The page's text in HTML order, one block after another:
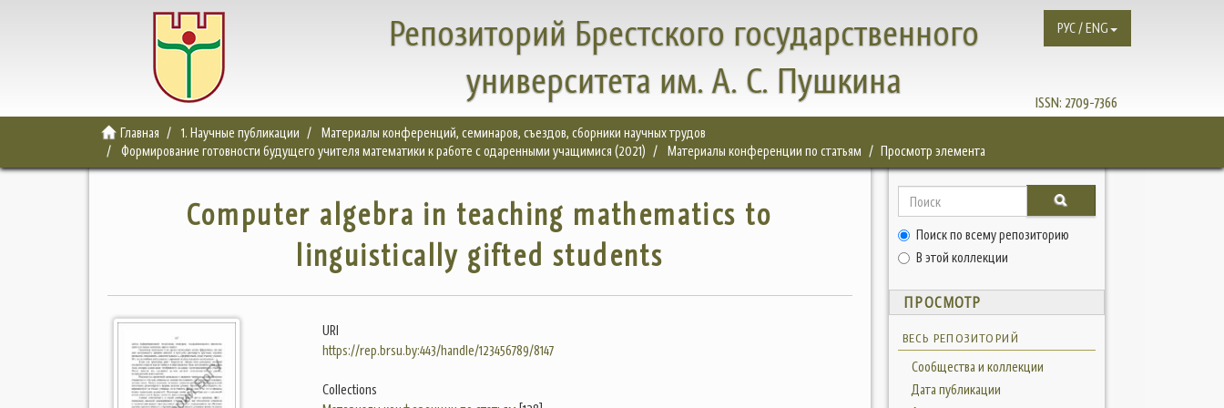
Репозиторий Брестского государственного
университета им. А. С. Пушкина
ISSN: 2709-7366
РУС / ENG
Главная 1. Научные публикации
Материалы конференций, семинаров, съездов, сборники научных трудов
Формирование готовности будущего учителя математики к работе с одаренными учащимися (2021)
Материалы конференции по статьям Просмотр элемента
Computer algebra in teaching mathematics to
linguistically gifted students
URI
https://rep.brsu.by:443/handle/123456789/8147
Collections
Поиск по всему репозиторию
В этой коллекции
ПРОСМОТР
ВЕСЬ РЕПОЗИТОРИЙ
Сообщества и коллекции
Дата публикации